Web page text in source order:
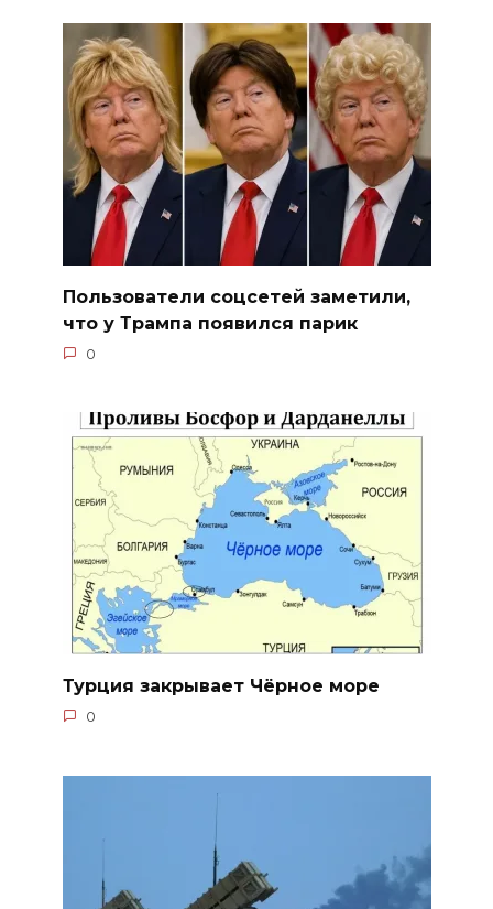
Пользователи соцсетей заметили,
что у Трампа появился парик
0
Турция закрывает Чёрное море
0